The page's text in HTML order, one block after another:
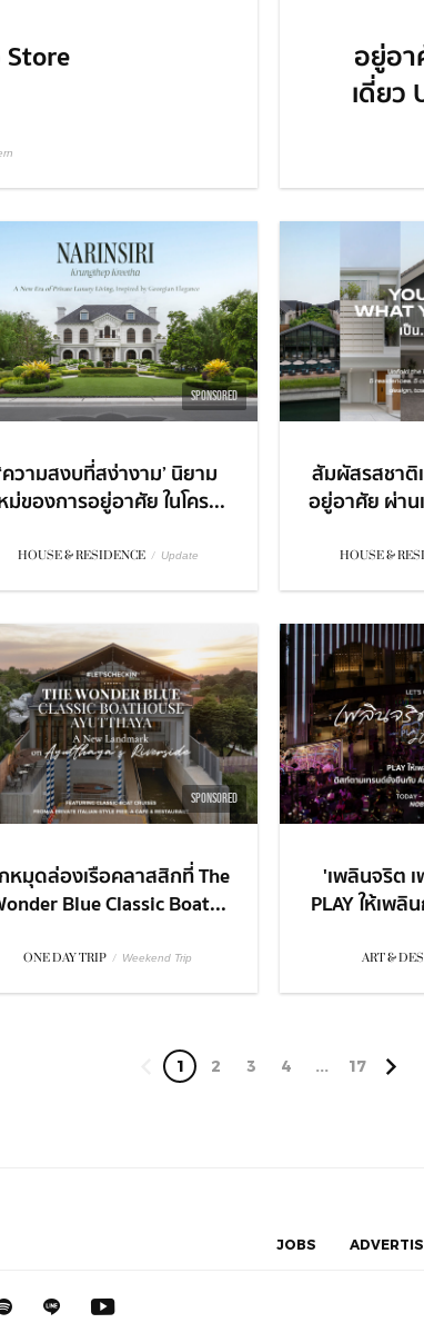
อยู่อา
เดี่ยว
SPONSORED
‘ความสงบที่สง่างาม’ นิยาม
ม่ของการอยู่อาศัย ในโคร...
HOUSE & RESIDENCE / Update
สัมผัสรสชาติ
อยู่อาศัย ผ่า
HOUSE &
SPONSORED
หมุดล่องเรือคลาสสิกที่ The
Blue Classic Boat...
ONE DAY TRIP / Weekend Trip
'เพลินจริต
PLAY ให้เพ
ART &
1 2 3 4 ... 17
JOBS